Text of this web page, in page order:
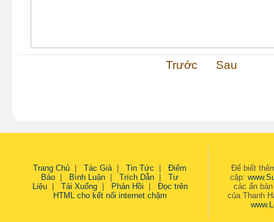
Trước Sau
Trang Chủ Tác Giả| Tin Tức
Điểm
Báo
Bình Luận Trích Dẫn
Tư
Liệu| Tải Xuống| Phản Hồi
Đọc trên
HTML cho kết nối internet chậm
Để biết
cập:
các ấn
của Thanh